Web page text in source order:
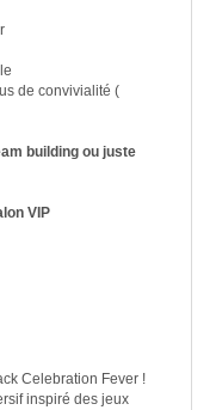
de convivialité (
building ou juste
VIP
Celebration Fever !
inspiré des jeux